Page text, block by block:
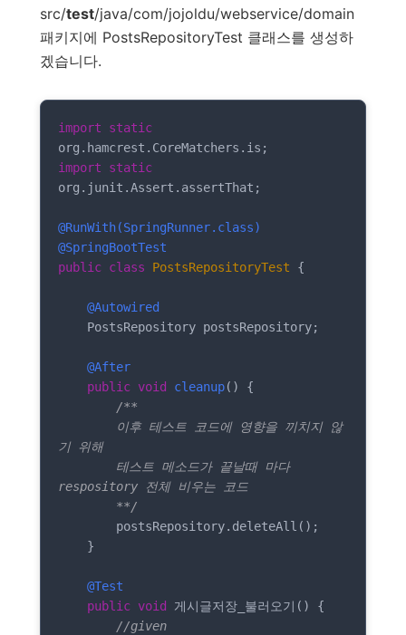
src/test/java/com/jojoldu/webservice/domain
패키지에 PostsRepositoryTest 클래스를 생성하
겠습니다.
import
static
import
static
org.junit.Assert.assertThat;
@RunWith(SpringRunner.class)
@SpringBootTest
public class PostsRepositoryTest {
@Autowired
@After
public void cleanup()
{
/**
기 위해
respository 전체 비우는 코드
        **/
@Test
public void
게시글저장_불러오기() {
//given